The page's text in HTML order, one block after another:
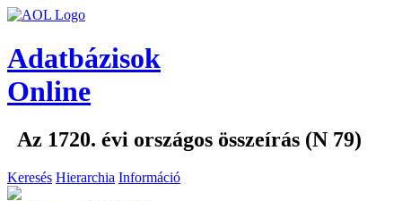
Adatbázisok
Online
Az 1720. évi országos összeírás (N 79)
Keresés Hierarchia Információ